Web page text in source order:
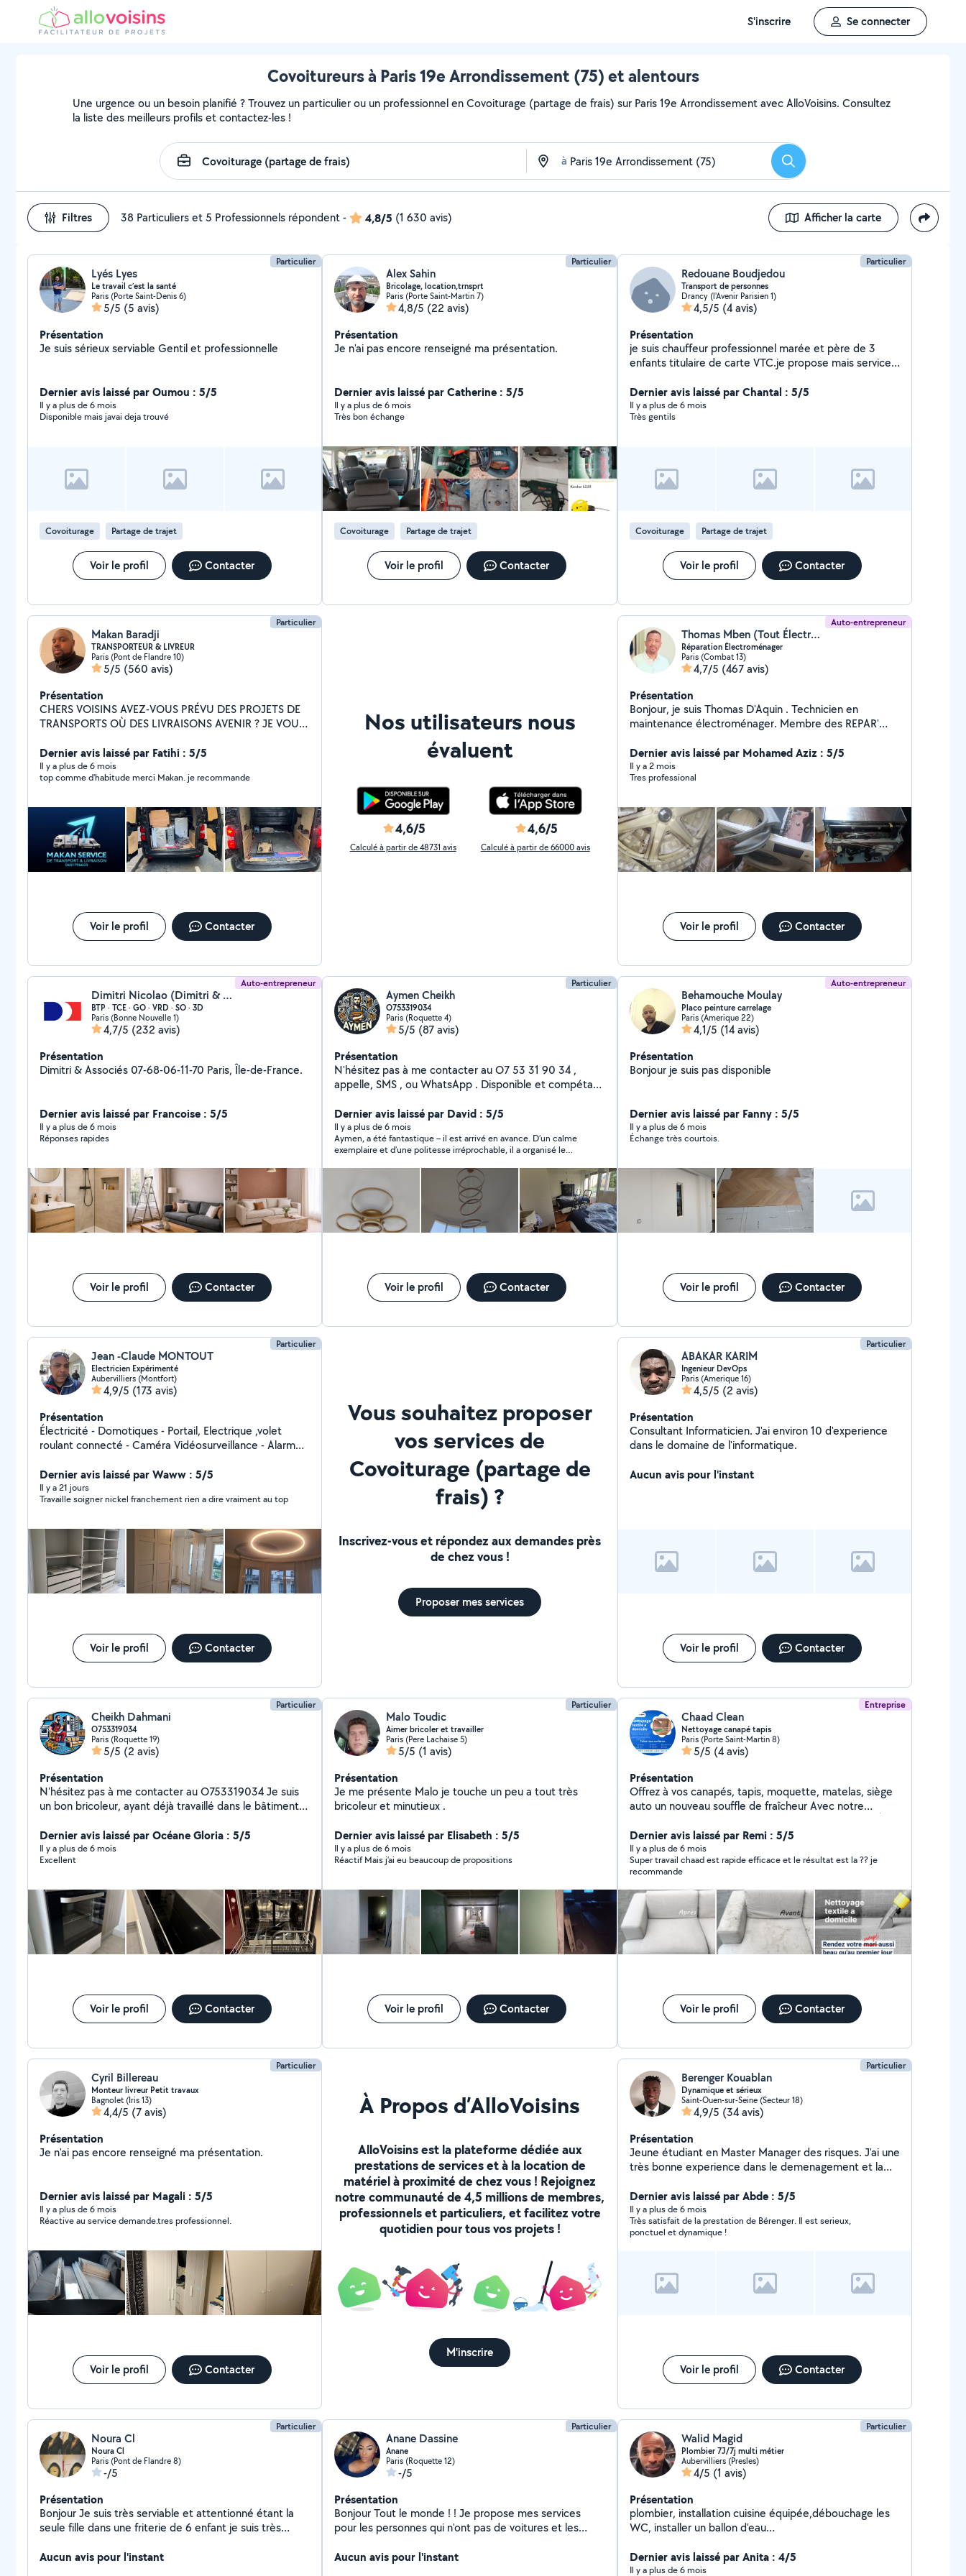
S'inscrire Se connecter
Covoitureurs à Paris 19e Arrondissement (75) et alentours
Une urgence ou un besoin planifié ? Trouvez un particulier ou un professionnel en Covoiturage (partage de frais) sur Paris 19e Arrondissement avec AlloVoisins. Consultez
la liste des meilleurs profils et contactez-les !
à Rechercher
Filtres 38 Particuliers et 5 Professionnels répondent- 4,8/5 (1 630 avis) Afficher la carte
Particulier
Lyés Lyes
Le travail c’est la santé
Paris (Porte Saint-Denis 6)
5/5 (5 avis)
Présentation
Je suis sérieux serviable Gentil et professionnelle
Dernier avis laissé par Oumou : 5/5
Il y a plus de 6 mois
Disponible mais javai deja trouvé
Covoiturage Partage de trajet
Voir le profil Contacter
Particulier
Alex Sahin
Bricolage, location,trnsprt
Paris (Porte Saint-Martin 7)
4,8/5 (22 avis)
Présentation
Je n'ai pas encore renseigné ma présentation.
Dernier avis laissé par Catherine : 5/5
Il y a plus de 6 mois
Très bon échange
Covoiturage Partage de trajet
Voir le profil Contacter
Particulier
Redouane Boudjedou
Transport de personnes
Drancy (l'Avenir Parisien 1)
4,5/5 (4 avis)
Présentation
je suis chauffeur professionnel marée et père de 3
enfants titulaire de carte VTC.je propose mais service
disposition. RDV .
Dernier avis laissé par Chantal : 5/5
Il y a plus de 6 mois
Très gentils
Covoiturage Partage de trajet
Voir le profil Contacter
Particulier
Makan Baradji
TRANSPORTEUR & LIVREUR
Paris (Pont de Flandre 10)
5/5 (560 avis)
Présentation
CHERS VOISINS AVEZ-VOUS PRÉVU DES PROJETS DE
TRANSPORTS OÙ DES LIVRAISONS AVENIR ? JE VOUS
PRESTATIONS DE QUALITÉ DISPONIBILITÉ 7j/7j 5h à
21h DES TRANSPORTS & LIVRAISONS ET DES
ENLÈVEMENTS D'ENCOMBRANTS ET DES PETITS
RAISONNABLES L'OBJECTIF RESTE TOUJOURS AVANT
TOUT RENDRE DES PRESTATIONS DE QUALITÉ EN
S'ENTRAIDANT N'HÉSITE PAS À TENTÉ EXPÉRIENCE
EN FAISANT APPEL À MAIS SERVICES EN CAS DE
BESOINS CORDIALEMENT.
Dernier avis laissé par Fatihi : 5/5
Il y a plus de 6 mois
top comme d'habitude merci Makan. je recommande
Voir le profil Contacter
Nos utilisateurs nous
évaluent
4,6/5
Calculé à partir de 48731 avis
4,6/5
Calculé à partir de 66000 avis
Auto-entrepreneur
Thomas Mben (Tout Électroménager)
Réparation Électroménager
Paris (Combat 13)
4,7/5 (467 avis)
Présentation
Bonjour, je suis Thomas D'Aquin . Technicien en
maintenance électroménager. Membre des REPAR'
linge, lave vaisselle , cuisinières et fours. Réussite 95%.
(Protégeons notre Planète)
Dernier avis laissé par Mohamed Aziz : 5/5
Il y a 2 mois
Tres professional
Voir le profil Contacter
Auto-entrepreneur
Dimitri Nicolao (Dimitri & Associés)
BTP · TCE · GO · VRD · SO · 3D
Paris (Bonne Nouvelle 1)
4,7/5 (232 avis)
Présentation
Dimitri & Associés 07-68-06-11-70 Paris, Île-de-France.
Dernier avis laissé par Francoise : 5/5
Il y a plus de 6 mois
Réponses rapides
Voir le profil Contacter
Particulier
Aymen Cheikh
O753319034
Paris (Roquette 4)
5/5 (87 avis)
Présentation
N'hésitez pas à me contacter au O7 53 31 90 34 ,
appelle, SMS , ou WhatsApp . Disponible et compétant
service de tout type d'appareil électroménager
(Machine à laver, télévision, lave vaisselle,four , plaque
de cuisson, cuisinière, gazinière etc..) - Réalisation de
petits travaux (montage de meubles, installation de
tringle, installation de tableau, tv au mur etc..) -
Montage de tout type de meubles. -Montage et
raccordement de tout type de lustres ou plafonnier. -
plomberie - Transport de personnes - Transport de
marchandises et de colis (Court et long trajet)
Dernier avis laissé par David : 5/5
Il y a plus de 6 mois
Aymen, a été fantastique – il est arrivé en avance. D’un calme
exemplaire et d’une politesse irréprochable, il a organisé le
grande efficacité. Un service excellent.
Voir le profil Contacter
Auto-entrepreneur
Behamouche Moulay
Placo peinture carrelage
Paris (Amerique 22)
4,1/5 (14 avis)
Présentation
Bonjour je suis pas disponible
Dernier avis laissé par Fanny : 5/5
Il y a plus de 6 mois
Échange très courtois.
Voir le profil Contacter
Particulier
Jean -Claude MONTOUT
Electricien Expérimenté
Aubervilliers (Montfort)
4,9/5 (173 avis)
Présentation
Électricité - Domotiques - Portail, Electrique ,volet
roulant connecté - Caméra Vidéosurveillance - Alarmes
meubles ¨"IKEA" ...
Dernier avis laissé par Waww : 5/5
Il y a 21 jours
Travaille soigner nickel franchement rien a dire vraiment au top
Voir le profil Contacter
Vous souhaitez proposer
vos services de
Covoiturage (partage de
frais) ?
Inscrivez-vous et répondez aux demandes près
de chez vous !
Proposer mes services
Particulier
ABAKAR KARIM
Ingenieur DevOps
Paris (Amerique 16)
4,5/5 (2 avis)
Présentation
Consultant Informaticien. J'ai environ 10 d'experience
dans le domaine de l'informatique.
Aucun avis pour l'instant
Voir le profil Contacter
Particulier
Cheikh Dahmani
O753319034
Paris (Roquette 19)
5/5 (2 avis)
Présentation
N'hésitez pas à me contacter au O753319034 Je suis
un bon bricoleur, ayant déjà travaillé dans le bâtiment
chez des grands enseigne comme Darty, boulanger ou
Cdiscount, je vous propose mes services de bricolage
,d'installation de meuble et d'électroménager (avec
Dernier avis laissé par Océane Gloria : 5/5
Il y a plus de 6 mois
Excellent
Voir le profil Contacter
Particulier
Malo Toudic
Aimer bricoler et travailler
Paris (Pere Lachaise 5)
5/5 (1 avis)
Présentation
Je me présente Malo je touche un peu a tout très
bricoleur et minutieux .
Dernier avis laissé par Elisabeth : 5/5
Il y a plus de 6 mois
Réactif Mais j’ai eu beaucoup de propositions
Voir le profil Contacter
Entreprise
Chaad Clean
Nettoyage canapé tapis
Paris (Porte Saint-Martin 8)
5/5 (4 avis)
Présentation
Offrez à vos canapés, tapis, moquette, matelas, siège
auto un nouveau souffle de fraîcheur Avec notre
recherche de solution efficace pour éliminer les taches
tenaces les odeurs désagréables et redonner à vos
surfaces un aspect comme neuf. Ne cherchez plus
notre équipe de spécialistes du nettoyage est la pour
répondre à vos besoins. Notre méthode de nettoyage,
élimine efficacement les allergènes, les bactéries et les
saletés incrustées tout en préservant la beauté et la
durabilité de vos textile. Ce qui nous distingue de la
concurrence c'est notre engagement envers la
personnalisons nos services pour nous assurer que vos
attentes sont non seulement satisfaites mais
dépasser. N'attendez plus pour redonner vie, à vos
Contactez-nous des aujourd'hui pour obtenir un devis
Dernier avis laissé par Remi : 5/5
Il y a plus de 6 mois
Super travail chaad est rapide efficace et le résultat est la ?? je
recommande
Voir le profil Contacter
Particulier
Cyril Billereau
Monteur livreur Petit travaux
Bagnolet (Iris 13)
4,4/5 (7 avis)
Présentation
Je n'ai pas encore renseigné ma présentation.
Dernier avis laissé par Magali : 5/5
Il y a plus de 6 mois
Réactive au service demande.tres professionnel.
Voir le profil Contacter
À Propos d’AlloVoisins
AlloVoisins est la plateforme dédiée aux
prestations de services et à la location de
matériel à proximité de chez vous ! Rejoignez
notre communauté de 4,5 millions de membres,
professionnels et particuliers, et facilitez votre
quotidien pour tous vos projets !
M'inscrire
Particulier
Berenger Kouablan
Dynamique et sérieux
Saint-Ouen-sur-Seine (Secteur 18)
4,9/5 (34 avis)
Présentation
Jeune étudiant en Master Manager des risques. J'ai une
très bonne experience dans le demenagement et la
volontaire. Je suis l'homme de la situation.
Dernier avis laissé par Abde : 5/5
Il y a plus de 6 mois
Très satisfait de la prestation de Bérenger. Il est serieux,
ponctuel et dynamique !
Voir le profil Contacter
Particulier
Noura Cl
Noura Cl
Paris (Pont de Flandre 8)
-/5
Présentation
Bonjour Je suis très serviable et attentionné étant la
seule fille dans une friterie de 6 enfant je suis très
avec plaisirs que je garderais vos enfants
Aucun avis pour l'instant
Particulier
Anane Dassine
Anane
Paris (Roquette 12)
-/5
Présentation
Bonjour Tout le monde ! ! Je propose mes services
pour les personnes qui n'ont pas de voitures et les
vite
Aucun avis pour l'instant
Particulier
Walid Magid
Plombier 7J/7j multi métier
Aubervilliers (Presles)
4/5 (1 avis)
Présentation
plombier, installation cuisine équipée,débouchage les
WC, installer un ballon d'eau
Dernier avis laissé par Anita : 4/5
Il y a plus de 6 mois